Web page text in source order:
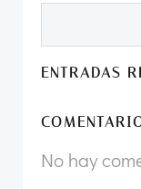
ENTRADAS
No hay